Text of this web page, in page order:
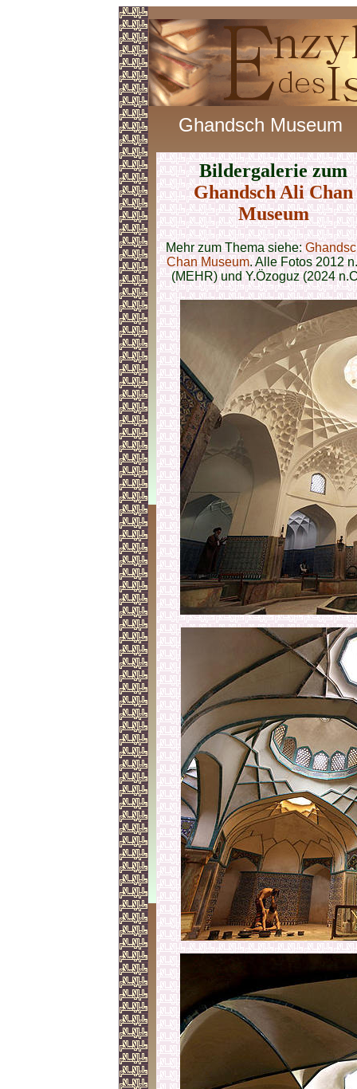
Ghandsch Museum
Bildergalerie zum
Ghandsch Ali Chan
Museum
Mehr zum Thema siehe:
Chan Museum. Alle Fotos 2012
(MEHR) und Y.Özoguz (2024